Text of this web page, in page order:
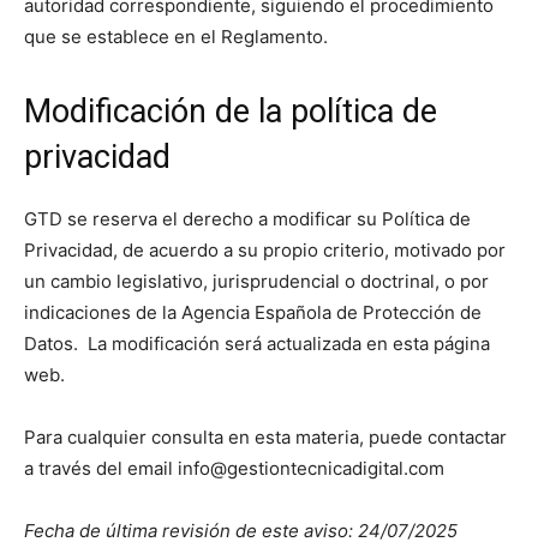
autoridad correspondiente, siguiendo el procedimiento
que se establece en el Reglamento.
Modificación de la política de
privacidad
GTD se reserva el derecho a modificar su Política de
Privacidad, de acuerdo a su propio criterio, motivado por
un cambio legislativo, jurisprudencial o doctrinal, o por
indicaciones de la Agencia Española de Protección de
Datos. La modificación será actualizada en esta página
web.
Para cualquier consulta en esta materia, puede contactar
a través del email info@gestiontecnicadigital.com
Fecha de última revisión de este aviso: 24/07/2025